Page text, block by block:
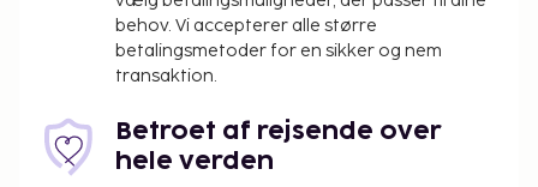
tillægsgebyr i et begrænset tidsrum, og gratis
selvstændig parkering findes desuden på stedet.
Forkæl dig selv med et besøg i stedets spa, der
tilbyder massage, kropsbehandlinger og
ansigtsbehandlinger. Du vil helt sikkert værdsætte
de rekreative faciliteter, som omfatter en udendørs
behov. Vi accepterer alle større
betalingsmetoder for en sikker og nem
transaktion.
Betroet af rejsende over
hele verden